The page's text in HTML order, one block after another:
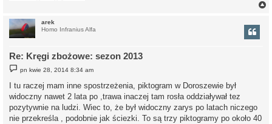
arek
Homo Infranius Alfa
Re: Kręgi zbożowe: sezon 2013
o
t
pn kwie 28, 2014 8:34 am
I tu raczej mam inne spostrzeżenia, piktogram w Doroszewie był
widoczny nawet 2 lata po ,trawa inaczej tam rosła oddziaływał tez
pozytywnie na ludzi. Wiec to, że był widoczny zarys po latach niczego
nie przekreśla , podobnie jak ściezki. To są trzy piktogramy po około 40